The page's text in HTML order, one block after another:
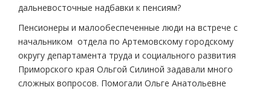
дальневосточные надбавки к пенсиям?
Пенсионеры и малообеспеченные люди на встрече с
начальником отдела по Артемовскому городскому
округу департамента труда и социального развития
Приморского края Ольгой Силиной задавали много
сложных вопросов. Помогали Ольге Анатольевне